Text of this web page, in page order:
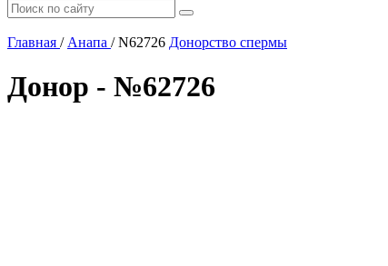
Главная / Анапа /N62726 Донорство спермы
Донор - №62726